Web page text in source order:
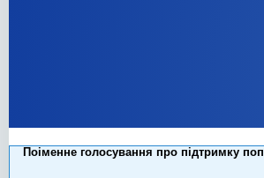
Поіменне голосування про підтримку